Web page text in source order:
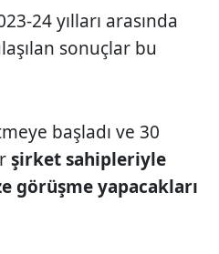
24 yılları arasında
sonuçlar bu
başladı ve 30
şirket sahipleriyle
görüşme yapacakları